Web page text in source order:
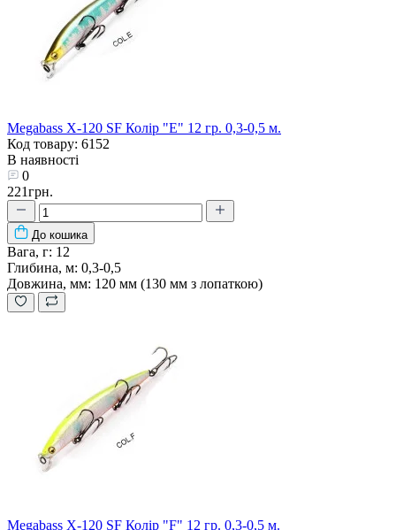
Megabass X-120 SF Колір "E" 12 гр. 0,3-0,5 м.
Код товару: 6152
В наявності
0
221грн.
До кошика
Вага, г: 12
Глибина, м: 0,3-0,5
Довжина, мм: 120 мм (130 мм з лопаткою)
Megabass X-120 SF Колір "F" 12 гр. 0,3-0,5 м.